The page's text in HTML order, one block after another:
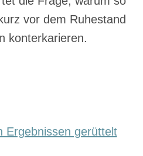
vor dem Ruhestand
konterkarieren.